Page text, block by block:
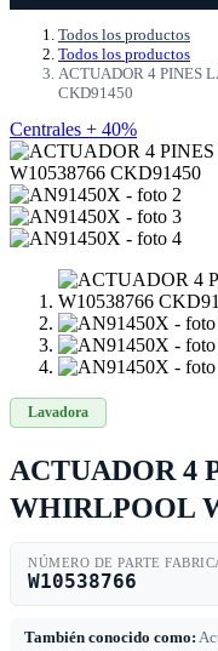
Todos los productos
Todos los productos
ACTUADOR 4 PINES
CKD91450
Centrales + 40%
Lavadora
ACTUADOR 4
WHIRLPOOL
NÚMERO DE PARTE
W10538766
También conocido como: